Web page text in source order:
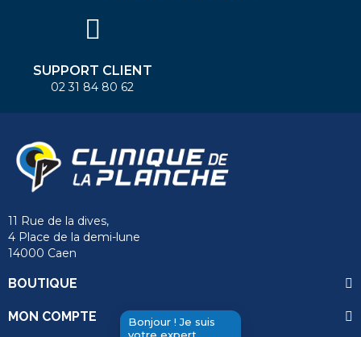
Bonjour ! Je suis
SUPPORT CLIENT
02 31 84 80 62
11 Rue de la dives,
4 Place de la demi-lune
14000 Caen
BOUTIQUE
MON COMPTE